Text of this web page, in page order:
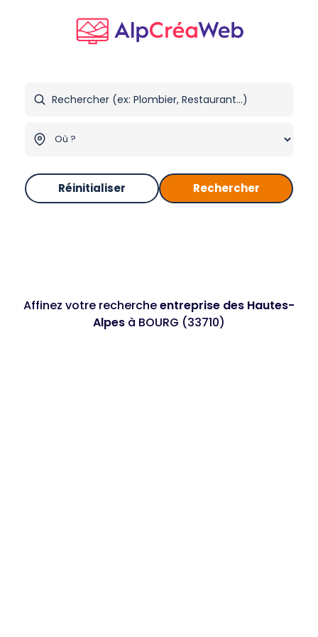
Réinitialiser Rechercher
Affinez votre rechercheentreprise des Hautes-
Alpes à BOURG (33710)